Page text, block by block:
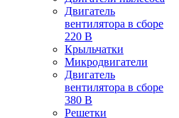
Двигатель
вентилятора в сборе
220 В
Крыльчатки
Микродвигатели
Двигатель
вентилятора в сборе
380 В
Решетки